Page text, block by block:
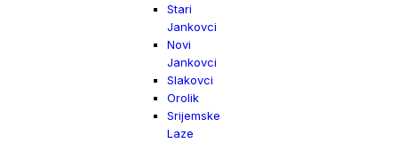
Stari
Jankovci
Novi
Jankovci
Slakovci
Orolik
Srijemske
Laze